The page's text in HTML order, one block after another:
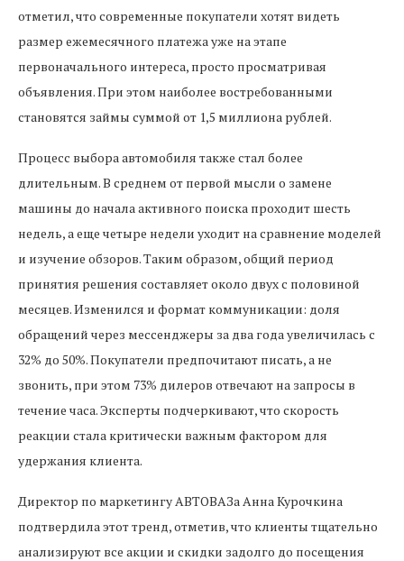
отметил, что современные покупатели хотят видеть
размер ежемесячного платежа уже на этапе
первоначального интереса, просто просматривая
объявления. При этом наиболее востребованными
становятся займы суммой от 1,5 миллиона рублей.
Процесс выбора автомобиля также стал более
длительным. В среднем от первой мысли о замене
машины до начала активного поиска проходит шесть
недель, а еще четыре недели уходит на сравнение моделей
и изучение обзоров. Таким образом, общий период
принятия решения составляет около двух с половиной
месяцев. Изменился и формат коммуникации: доля
обращений через мессенджеры за два года увеличилась с
32% до 50%. Покупатели предпочитают писать, а не
звонить, при этом 73% дилеров отвечают на запросы в
течение часа. Эксперты подчеркивают, что скорость
реакции стала критически важным фактором для
удержания клиента.
Директор по маркетингу АВТОВАЗа Анна Курочкина
подтвердила этот тренд, отметив, что клиенты тщательно
анализируют все акции и скидки задолго до посещения